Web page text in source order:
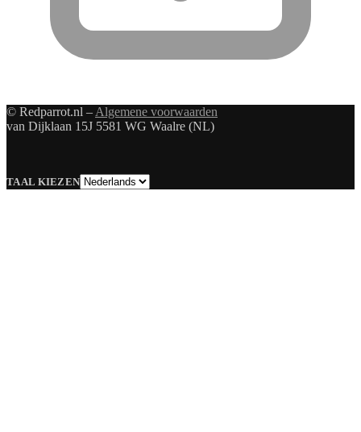
© Redparrot.nl – Algemene voorwaarden
van Dijklaan 15J 5581 WG Waalre (NL)
TAAL KIEZENTaal